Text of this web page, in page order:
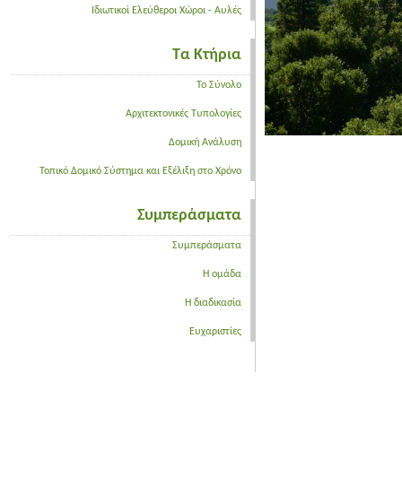
Ιδιωτικοί Ελεύθεροι Χώροι - Αυλές
Τα Κτήρια
Το Σύνολο
Αρχιτεκτονικές Τυπολογίες
Δομική Ανάλυση
Τοπικό Δομικό Σύστημα και Εξέλιξη στο Χρόνο
Συμπεράσματα
Συμπεράσματα
Η ομάδα
Η διαδικασία
Ευχαριστίες